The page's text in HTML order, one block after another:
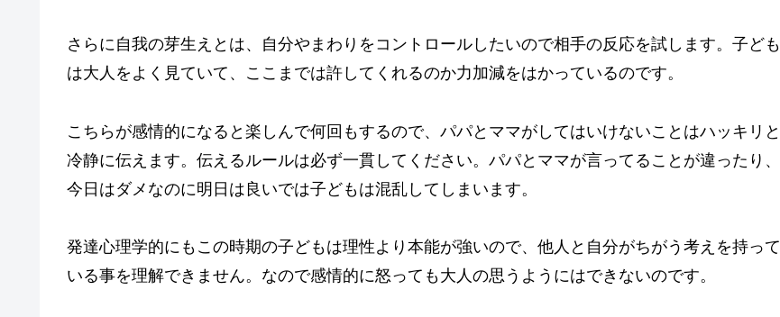
さらに自我の芽生えとは、自分やまわりをコントロールしたいので相手の反応を試します。子ども
は大人をよく見ていて、ここまでは許してくれるのか力加減をはかっているのです。
こちらが感情的になると楽しんで何回もするので、パパとママがしてはいけないことはハッキリと
冷静に伝えます。伝えるルールは必ず一貫してください。パパとママが言ってることが違ったり、
今日はダメなのに明日は良いでは子どもは混乱してしまいます。
発達心理学的にもこの時期の子どもは理性より本能が強いので、他人と自分がちがう考えを持って
いる事を理解できません。なので感情的に怒っても大人の思うようにはできないのです。